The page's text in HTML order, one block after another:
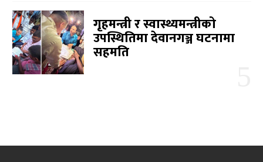
गृहमन्त्री र स्वास्थ्यमन्त्रीको
उपस्थितिमा देवानगञ्ज घटनामा
सहमति